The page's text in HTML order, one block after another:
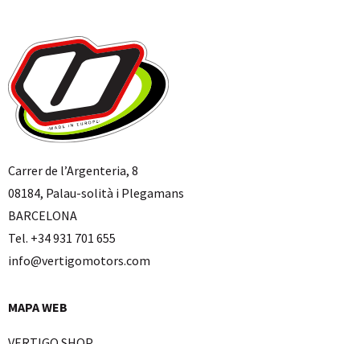
Carrer de l’Argenteria, 8
08184, Palau-solità i Plegamans
BARCELONA
Tel. +34 931 701 655
info@vertigomotors.com
MAPA WEB